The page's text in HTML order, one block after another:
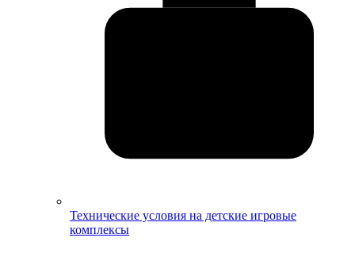
Технические условия на детские игровые
комплексы